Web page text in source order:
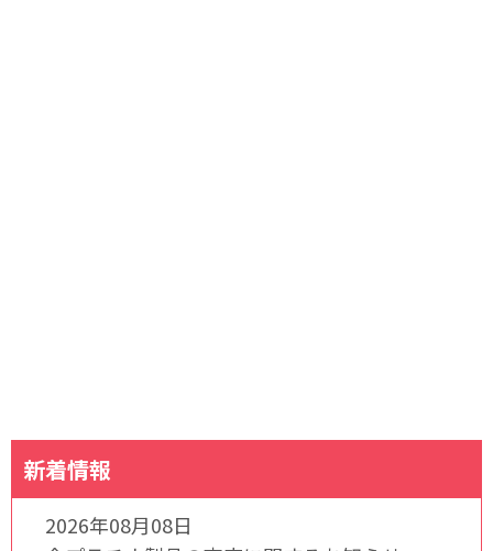
新着情報
2026年08月08日